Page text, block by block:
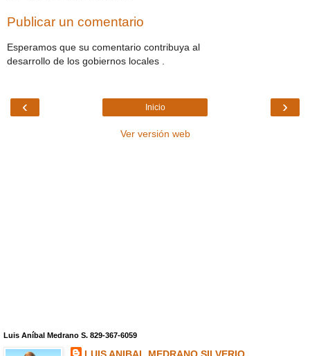
Publicar un comentario
Esperamos que su comentario contribuya al
desarrollo de los gobiernos locales .
‹ ›
Inicio
Ver versión web
Luis Aníbal Medrano S. 829-367-6059